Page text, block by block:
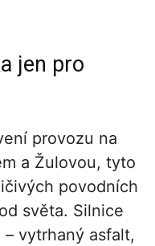
jen pro
provozu na
a Žulovou, tyto
povodních
světa. Silnice
vytrhaný asfalt,